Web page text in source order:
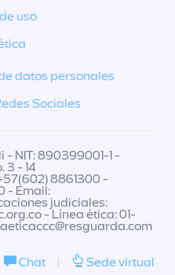
uso
datos personales
Sociales
NIT: 890399001-1 -
3 - 14
8861300 -
- Email:
judiciales:
- Línea ética: 01-
Chat | Sede virtual